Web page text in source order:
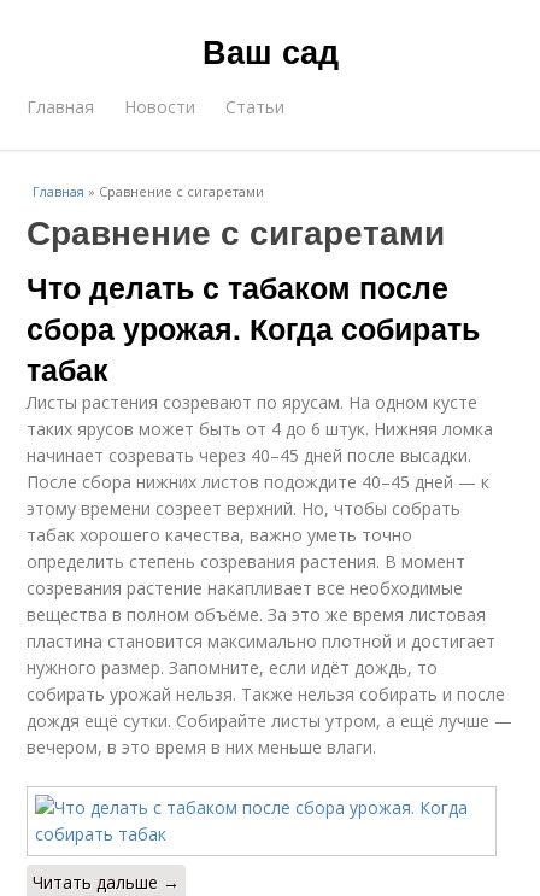
Ваш сад
Главная Новости Статьи
Главная » Сравнение с сигаретами
Сравнение с сигаретами
Что делать с табаком после
сбора урожая. Когда собирать
табак
Листы растения созревают по ярусам. На одном кусте
таких ярусов может быть от 4 до 6 штук. Нижняя ломка
начинает созревать через 40–45 дней после высадки.
После сбора нижних листов подождите 40–45 дней — к
этому времени созреет верхний. Но, чтобы собрать
табак хорошего качества, важно уметь точно
определить степень созревания растения. В момент
созревания растение накапливает все необходимые
вещества в полном объёме. За это же время листовая
пластина становится максимально плотной и достигает
нужного размер. Запомните, если идёт дождь, то
собирать урожай нельзя. Также нельзя собирать и после
дождя ещё сутки. Собирайте листы утром, а ещё лучше —
вечером, в это время в них меньше влаги.
Читать дальше →